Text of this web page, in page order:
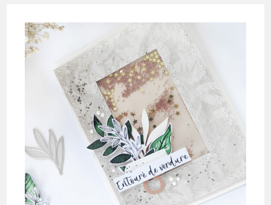
La
Collection
Hier
Aujourd’hui
Demain